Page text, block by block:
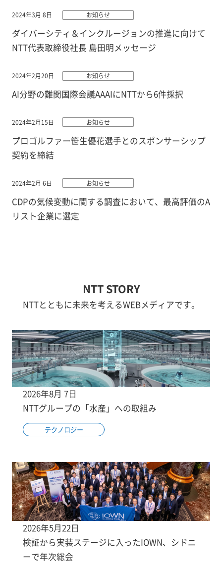
2024年3月 8日 お知らせ
ダイバーシティ＆インクルージョンの推進に向けて
NTT代表取締役社長 島田明メッセージ
2024年2月20日 お知らせ
AI分野の難関国際会議AAAIにNTTから6件採択
2024年2月15日 お知らせ
プロゴルファー笹生優花選手とのスポンサーシップ
契約を締結
2024年2月 6日 お知らせ
CDPの気候変動に関する調査において、最高評価のA
リスト企業に選定
NTT STORY
NTTとともに未来を考えるWEBメディアです。
2026年8月 7日
NTTグループの「水産」への取組み
テクノロジー
2026年5月22日
検証から実装ステージに入ったIOWN、シドニ
ーで年次総会